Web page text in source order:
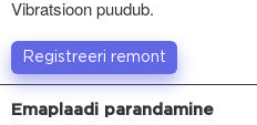
Vibratsioon puudub.
Registreeri remont
Emaplaadi parandamine